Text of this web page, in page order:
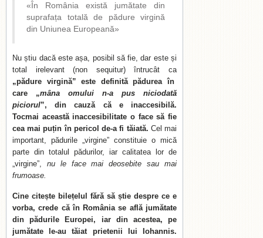
«În România există jumătate din
suprafața totală de pădure virgină
din Uniunea Europeană»
Nu știu dacă este așa, posibil să fie, dar este și
total irelevant (non sequitur) întrucât ca
„pădure virgină” este definită pădurea în
care „mâna omului n-a pus niciodată
piciorul”, din cauză că e inaccesibilă.
Tocmai această inaccesibilitate o face să fie
cea mai puțin în pericol de-a fi tăiată. Cel mai
important, pădurile „virgine” constituie o mică
parte din totalul pădurilor, iar calitatea lor de
„virgine”, nu le face mai deosebite sau mai
frumoase.
Cine citește bilețelul fără să știe despre ce e
vorba, crede că în România se află jumătate
din pădurile Europei, iar din acestea, pe
jumătate le-au tăiat prietenii lui Iohannis.